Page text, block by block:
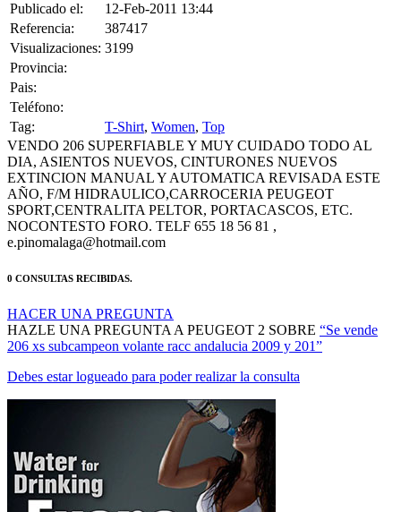
Referencia:
387417
Visualizaciones:
3199
Provincia:
Pais:
Teléfono:
Tag:
VENDO 206 SUPERFIABLE Y MUY CUIDADO TODO AL
DIA, ASIENTOS NUEVOS, CINTURONES NUEVOS
EXTINCION MANUAL Y AUTOMATICA REVISADA ESTE
AÑO, F/M HIDRAULICO,CARROCERIA PEUGEOT
SPORT,CENTRALITA PELTOR, PORTACASCOS, ETC.
NOCONTESTO FORO. TELF 655 18 56 81 ,
e.pinomalaga@hotmail.com
HAZLE UNA PREGUNTA A PEUGEOT 2 SOBRE
206 xs subcampeon volante racc andalucia 2009 y 201”
Debes estar logueado para poder realizar la consulta